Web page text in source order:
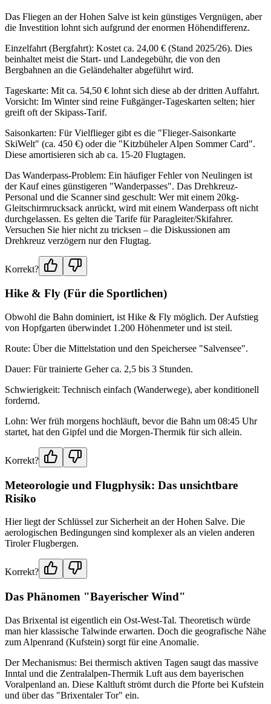
Das Fliegen an der Hohen Salve ist kein günstiges Vergnügen, aber
die Investition lohnt sich aufgrund der enormen Höhendifferenz.
Einzelfahrt (Bergfahrt): Kostet ca. 24,00 € (Stand 2025/26). Dies
beinhaltet meist die Start- und Landegebühr, die von den
Bergbahnen an die Geländehalter abgeführt wird.
Tageskarte: Mit ca. 54,50 € lohnt sich diese ab der dritten Auffahrt.
Vorsicht: Im Winter sind reine Fußgänger-Tageskarten selten; hier
greift oft der Skipass-Tarif.
Saisonkarten: Für Vielflieger gibt es die "Flieger-Saisonkarte
SkiWelt" (ca. 450 €) oder die "Kitzbüheler Alpen Sommer Card".
Diese amortisieren sich ab ca. 15-20 Flugtagen.
Das Wanderpass-Problem: Ein häufiger Fehler von Neulingen ist
der Kauf eines günstigeren "Wanderpasses". Das Drehkreuz-
Personal und die Scanner sind geschult: Wer mit einem 20kg-
Gleitschirmrucksack anrückt, wird mit einem Wanderpass oft nicht
durchgelassen. Es gelten die Tarife für Paragleiter/Skifahrer.
Versuchen Sie hier nicht zu tricksen – die Diskussionen am
Drehkreuz verzögern nur den Flugtag.
Korrekt?
Hike & Fly (Für die Sportlichen)
Obwohl die Bahn dominiert, ist Hike & Fly möglich. Der Aufstieg
von Hopfgarten überwindet 1.200 Höhenmeter und ist steil.
Route: Über die Mittelstation und den Speichersee "Salvensee".
Dauer: Für trainierte Geher ca. 2,5 bis 3 Stunden.
Schwierigkeit: Technisch einfach (Wanderwege), aber konditionell
fordernd.
Lohn: Wer früh morgens hochläuft, bevor die Bahn um 08:45 Uhr
startet, hat den Gipfel und die Morgen-Thermik für sich allein.
Korrekt?
Meteorologie und Flugphysik: Das unsichtbare
Risiko
Hier liegt der Schlüssel zur Sicherheit an der Hohen Salve. Die
aerologischen Bedingungen sind komplexer als an vielen anderen
Tiroler Flugbergen.
Korrekt?
Das Phänomen "Bayerischer Wind"
Das Brixental ist eigentlich ein Ost-West-Tal. Theoretisch würde
man hier klassische Talwinde erwarten. Doch die geografische Nähe
zum Alpenrand (Kufstein) sorgt für eine Anomalie.
Der Mechanismus: Bei thermisch aktiven Tagen saugt das massive
Inntal und die Zentralalpen-Thermik Luft aus dem bayerischen
Voralpenland an. Diese Kaltluft strömt durch die Pforte bei Kufstein
und über das "Brixentaler Tor" ein.